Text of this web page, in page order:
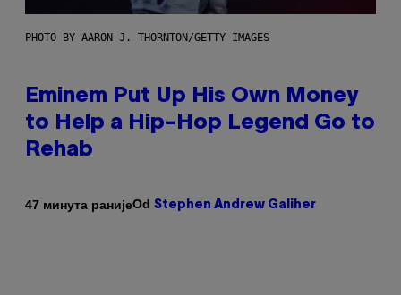
PHOTO BY AARON J. THORNTON/GETTY IMAGES
Eminem Put Up His Own Money
to Help a Hip-Hop Legend Go to
Rehab
47 минута ранијеOd Stephen Andrew Galiher